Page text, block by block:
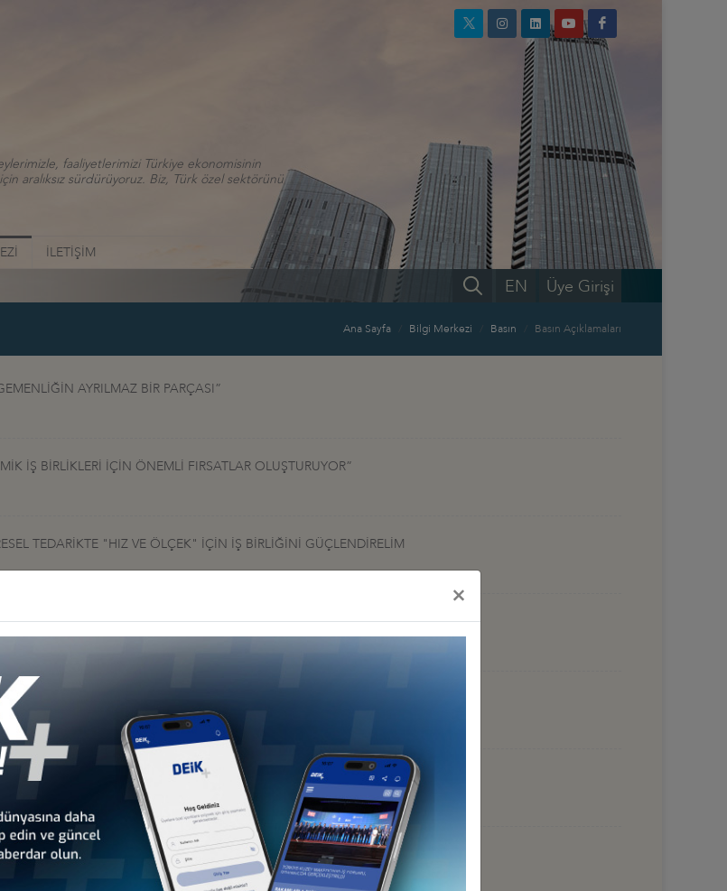
faaliyetlerimizi Türkiye ekonomisinin
aralıksız sürdürüyoruz. Biz, Türk özel sektörünü
İLETİŞİM
Üye Girişi
EN
Ana Sayfa Bilgi Merkezi Basın Basın Açıklamaları
AYRILMAZ BİR PARÇASI”
İŞ BİRLİKLERİ İÇİN ÖNEMLİ FIRSATLAR OLUŞTURUYOR”
TEDARİKTE "HIZ VE ÖLÇEK" İÇİN İŞ BİRLİĞİNİ GÜÇLENDİRELİM
SUMMIT KAPSAMINDA BRÜKSEL'E HEYET ZİYARETİ GERÇEKLEŞTİRDİ
GERÇEKLEŞTİRDİ
×